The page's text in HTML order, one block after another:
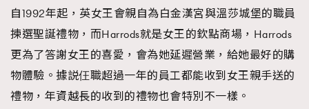
自1992年起，英女王會親自為白金漢宮與溫莎城堡的職員
揀選聖誕禮物，而Harrods就是女王的欽點商場，Harrods
更為了答謝女王的喜愛，會為她延遲營業，給她最好的購
物體驗。據説仼職超過一年的員工都能收到女王親手送的
禮物，年資越長的收到的禮物也會特別不一樣。